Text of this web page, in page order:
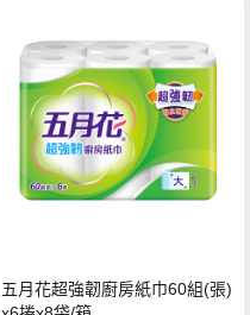
五月花超強韌廚房紙巾60組(張)